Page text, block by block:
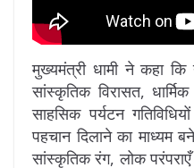
मुख्यमंत्री धामी ने कहा कि
सांस्कृतिक विरासत,
साहसिक पर्यटन
पहचान दिलाने का माध्यम
सांस्कृतिक रंग, लोक